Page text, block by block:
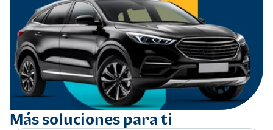
Más soluciones para ti